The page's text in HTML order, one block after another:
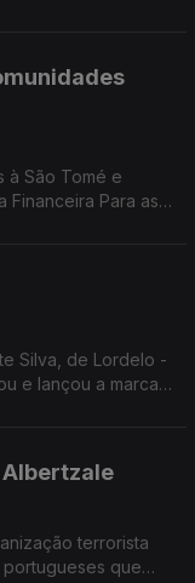
à São Tomé e
Financeira Para as
Silva, de Lordelo -
e lançou a marca
portugueses que